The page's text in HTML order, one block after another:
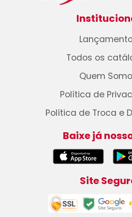
Todos os
Quem
Política de
Política de Troca e
Baixe já
Site